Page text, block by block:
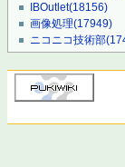
IBOutlet(18156)
画像処理(17949)
ニコニコ技術部